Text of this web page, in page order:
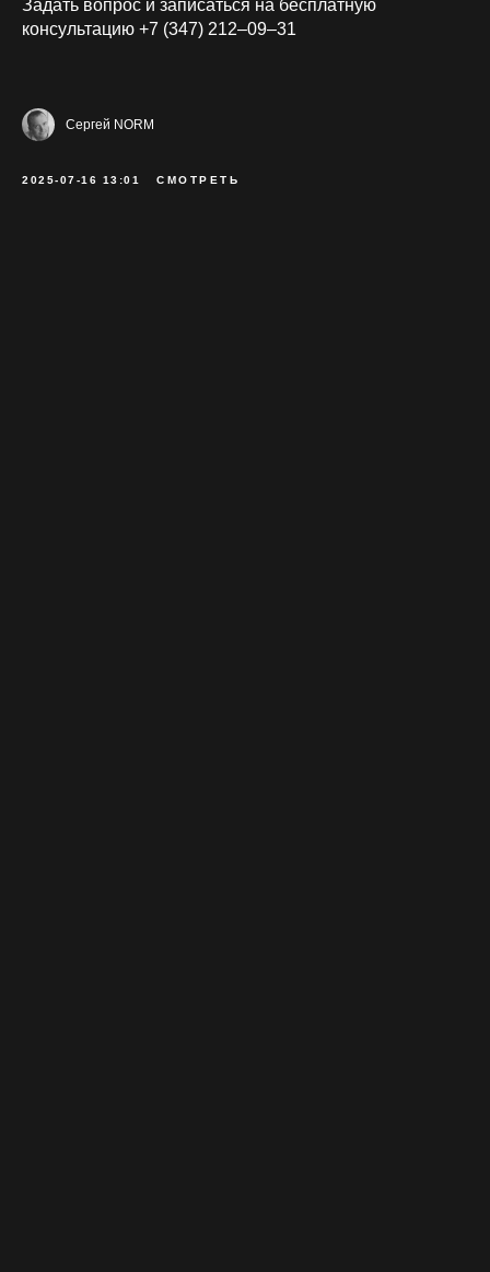
Задать вопрос и записаться на бесплатную
консультацию +7 (347) 212‒09‒31
Сергей NORM
2025-07-16 13:01 СМОТРЕТЬ